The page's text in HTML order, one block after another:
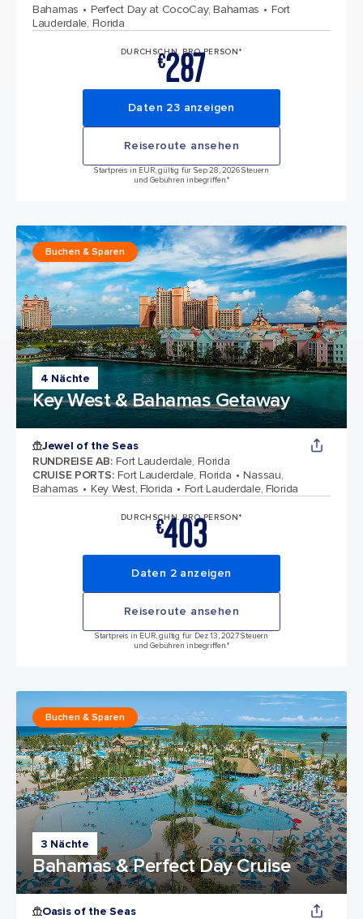
Bahamas
Perfect Day at CocoCay, Bahamas
Fort
Lauderdale, Florida
DURCHSCHN. PRO PERSON*
€287
Daten 23 anzeigen
Reiseroute ansehen
Startpreis in EUR, gültig für Sep 28, 2026 Steuern
und Gebühren inbegriffen.*
4 Nächte
Key West & Bahamas Getaway
Buchen & Sparen
Jewel of the Seas
RUNDREISE AB: Fort Lauderdale, Florida
CRUISE PORTS: Fort Lauderdale, Florida
Nassau,
Bahamas
Key West, Florida Fort Lauderdale, Florida
DURCHSCHN. PRO PERSON*
€403
Daten 2 anzeigen
Reiseroute ansehen
Startpreis in EUR, gültig für Dez 13, 2027 Steuern
und Gebühren inbegriffen.*
3 Nächte
Bahamas & Perfect Day Cruise
Buchen & Sparen
Oasis of the Seas